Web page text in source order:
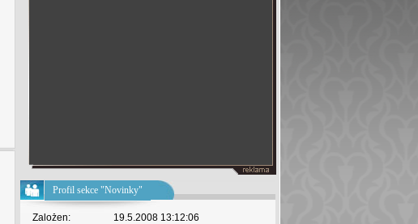
Profil sekce "Novinky"
Založen:
19.5.2008 13:12:06